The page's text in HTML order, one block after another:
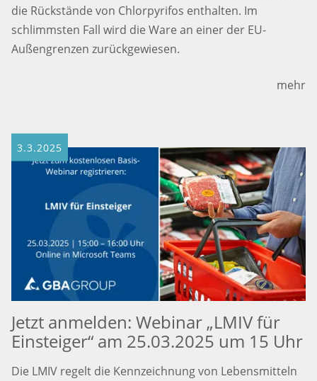
die Rückstände von Chlorpyrifos enthalten. Im
schlimmsten Fall wird die Ware an einer der EU-
Außengrenzen zurückgewiesen.
mehr
3.3.2025
Jetzt anmelden: Webinar „LMIV für
Einsteiger“ am 25.03.2025 um 15 Uhr
Die LMIV regelt die Kennzeichnung von Lebensmitteln